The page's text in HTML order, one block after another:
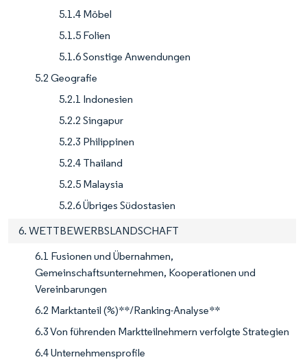
5.1.4 Möbel
5.1.5 Folien
5.1.6 Sonstige Anwendungen
5.2 Geografie
5.2.1 Indonesien
5.2.2 Singapur
5.2.3 Philippinen
5.2.4 Thailand
5.2.5 Malaysia
5.2.6 Übriges Südostasien
6. WETTBEWERBSLANDSCHAFT
6.1 Fusionen und Übernahmen,
Gemeinschaftsunternehmen, Kooperationen und
Vereinbarungen
6.2 Marktanteil (%)**/Ranking-Analyse**
6.3 Von führenden Marktteilnehmern verfolgte Strategien
6.4 Unternehmensprofile